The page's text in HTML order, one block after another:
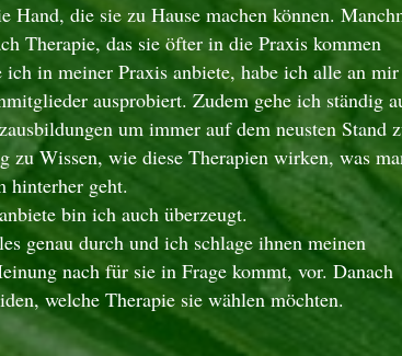
Hand, die sie zu Hause machen können.
Therapie, das sie öfter in die Praxis kommen
in meiner Praxis anbiete, habe ich alle an mir
ausprobiert. Zudem gehe ich ständig
um immer auf dem neusten Stand
zu Wissen, wie diese Therapien wirken, was
hinterher geht.
bin ich auch überzeugt.
genau durch und ich schlage ihnen meinen
nach für sie in Frage kommt, vor. Danach
welche Therapie sie wählen möchten.